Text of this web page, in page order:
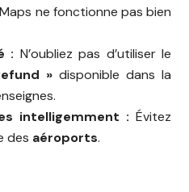
ne fonctionne pas bien
: N’oubliez pas d’utiliser le
»disponible dans la
intelligemment : Évitez
des aéroports.